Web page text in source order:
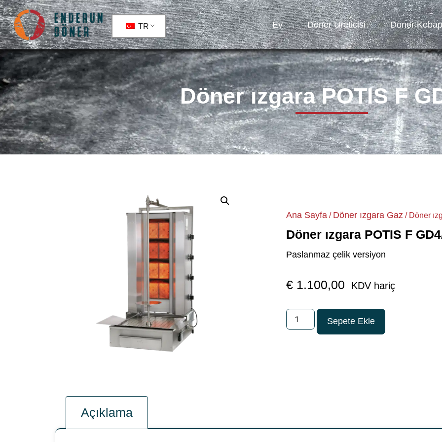
TR Ev Döner Üreticisi Döner
Döner ızgara POTIS F
Ana Sayfa / Döner ızgara Gaz / Döner
Döner ızgara POTIS F
Paslanmaz çelik versiyon
€1.100,00 KDV hariç
Sepete Ekle
Açıklama